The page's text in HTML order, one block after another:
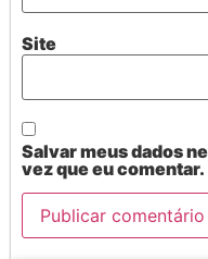
Site
Salvar meus dados
vez que eu comentar.